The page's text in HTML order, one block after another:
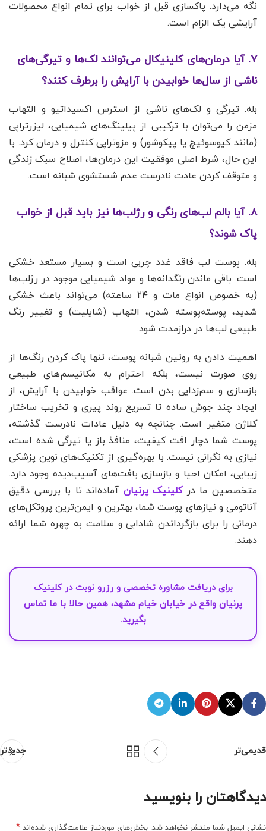
نگه می‌دارد. پاکسازی قبل از خواب برای تمام انواع محصولات
آرایشی یک الزام است.
۷. آیا درمان‌های کلینیکال می‌توانند لک‌ها و تیرگی‌های
ناشی از سال‌ها خوابیدن با آرایش را برطرف کنند؟
بله. تیرگی و لک‌های ناشی از استرس اکسیداتیو و التهاب
مزمن را می‌توان با ترکیبی از پیلینگ‌های شیمیایی، لیزرتراپی
(مانند کیوسوئیچ یا پیکوشور) و مزوتراپی کنترل و درمان کرد. با
این حال، شرط اصلی موفقیت این درمان‌ها، اصلاح سبک زندگی
و متوقف کردن عادت نادرست عدم شستشوی شبانه است.
۸. آیا بالم لب‌های رنگی و رژلب‌ها نیز باید قبل از خواب
پاک شوند؟
بله. پوست لب فاقد غدد چربی است و بسیار مستعد خشکی
است. باقی ماندن رنگدانه‌ها و مواد شیمیایی موجود در رژلب‌ها
(به خصوص انواع مات و ۲۴ ساعته) می‌تواند باعث خشکی
شدید، پوسته‌پوسته شدن، التهاب (شایلیت) و تغییر رنگ
طبیعی لب‌ها در درازمدت شود.
اهمیت دادن به روتین شبانه پوست، تنها پاک کردن رنگ‌ها از
روی صورت نیست، بلکه احترام به مکانیسم‌های طبیعی
بازسازی و سم‌زدایی بدن است. عواقب خوابیدن با آرایش، از
ایجاد چند جوش ساده تا تسریع روند پیری و تخریب ساختار
کلاژن متغیر است. چنانچه به دلیل عادات نادرست گذشته،
پوست شما دچار افت کیفیت، منافذ باز یا تیرگی شده است،
نیازی به نگرانی نیست. با بهره‌گیری از تکنیک‌های نوین پزشکی
زیبایی، امکان احیا و بازسازی بافت‌های آسیب‌دیده وجود دارد.
متخصصین ما درکلینیک پرنیان آماده‌اند تا با بررسی دقیق
آناتومی و نیازهای پوست شما، بهترین و ایمن‌ترین پروتکل‌های
درمانی را برای بازگرداندن شادابی و سلامت به چهره شما ارائه
دهند.
برای دریافت مشاوره تخصصی ورزرو نوبتدرکلینیک
پرنیان واقع در خیابان خیام مشهد، همین حالا با ما تماس
بگیرید.
جدیدتر قدیمی‌تر
دیدگاهتان را بنویسید
نشانی ایمیل شما منتشر نخواهد شد. بخش‌های موردنیاز علامت‌گذاری شده‌اند *